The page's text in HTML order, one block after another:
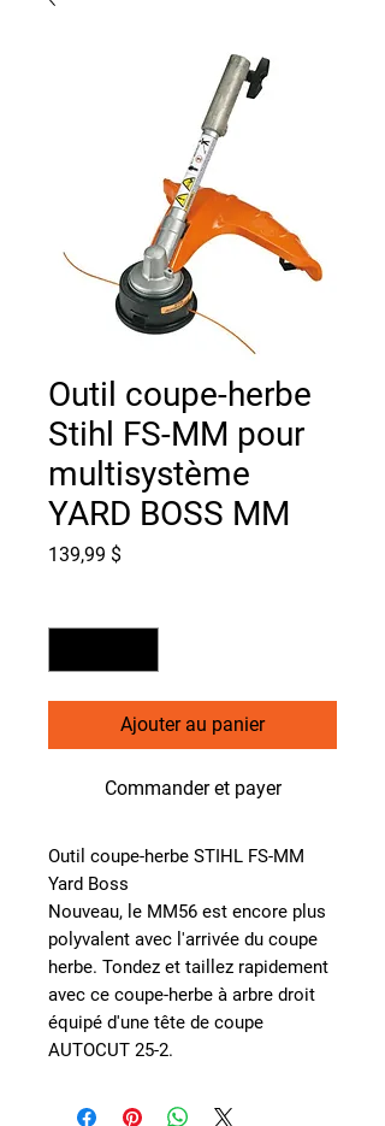
Outil coupe-herbe
Stihl FS-MM pour
multisystème
YARD BOSS MM
139,99 $Prix
Ajouter au panier
Commander et payer
Outil coupe-herbe STIHL FS-MM
Yard Boss
Nouveau, le MM56 est encore plus
polyvalent avec l'arrivée du coupe
herbe. Tondez et taillez rapidement
avec ce coupe-herbe à arbre droit
équipé d'une tête de coupe
AUTOCUT 25-2.